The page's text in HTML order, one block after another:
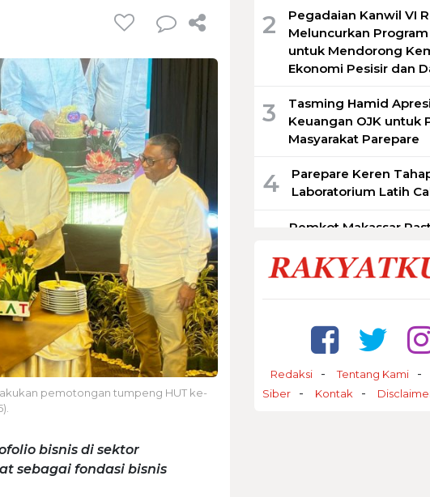
pemotongan tumpeng HUT ke-
bisnis di sektor
sebagai fondasi bisnis
2
Pegadaian Kanwil VI
Meluncurkan Program
untuk Mendorong
Ekonomi Pesisir dan
3
Tasming Hamid
Keuangan OJK untuk
Masyarakat Parepare
4
Parepare Keren
Laboratorium Latih
Pemkot Makassar
Dimatangkan
Redaksi Tentang Kami
Siber
Kontak